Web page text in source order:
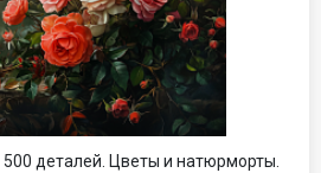
деталей. Цветы и натюрморты.